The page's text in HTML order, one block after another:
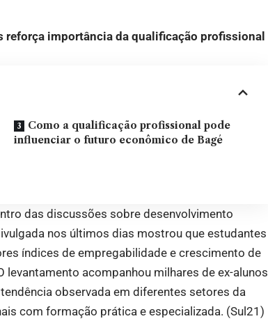
importância da qualificação profissional
Como a qualificação profissional pode
influenciar o futuro econômico de Bagé
das discussões sobre desenvolvimento
nos últimos dias mostrou que estudantes
índices de empregabilidade e crescimento de
acompanhou milhares de ex-alunos
observada em diferentes setores da
com formação prática e especializada. (Sul21)